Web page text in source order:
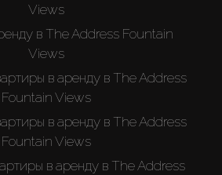
Views
в The Address Fountain
Views
в аренду в The Address
Fountain Views
в аренду в The Address
Fountain Views
в аренду в The Address